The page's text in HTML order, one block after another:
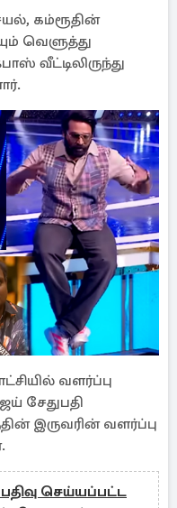
கம்ரூதின்
வெளுத்து
வீட்டிலிருந்து
வளர்ப்பு
சேதுபதி
இருவரின் வளர்ப்பு
பதிவு செய்யப்பட்ட